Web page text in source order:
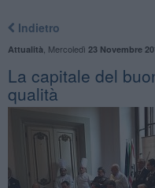
Indietro
Attualità Mercoledì 23 Novembre
La capitale del
qualità